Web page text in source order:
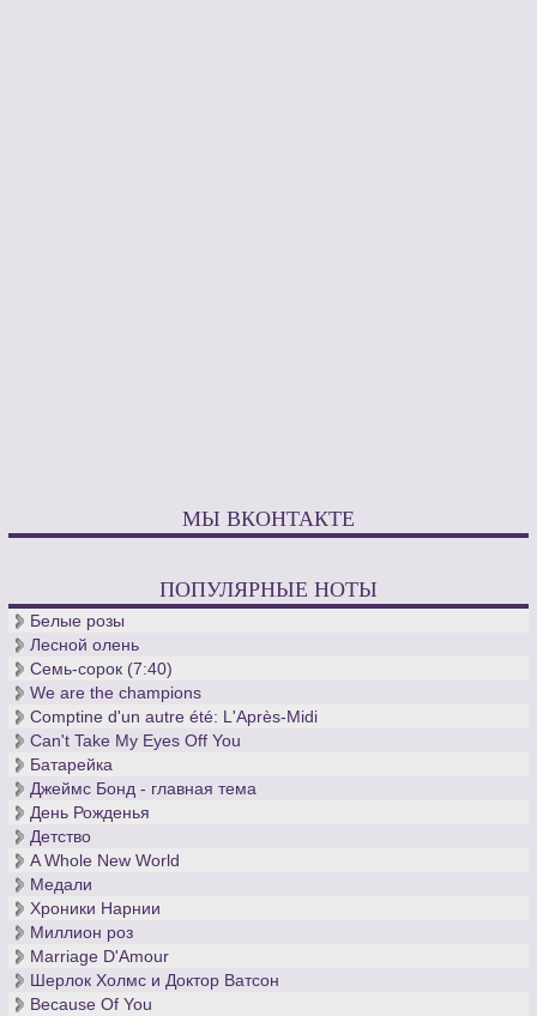
МЫ ВКОНТАКТЕ
ПОПУЛЯРНЫЕ НОТЫ
Белые розы
Лесной олень
Семь-сорок (7:40)
We are the champions
Comptine d'un autre été: L'Après-Midi
Can't Take My Eyes Off You
Батарейка
Джеймс Бонд - главная тема
День Рожденья
Детство
A Whole New World
Медали
Хроники Нарнии
Миллион роз
Marriage D'Amour
Шерлок Холмс и Доктор Ватсон
Because Of You